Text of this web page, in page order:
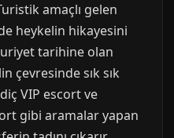
amaçlı gelen
heykelin hikayesini
tarihine olan
çevresinde sık sık
VIP escort ve
gibi aramalar yapan